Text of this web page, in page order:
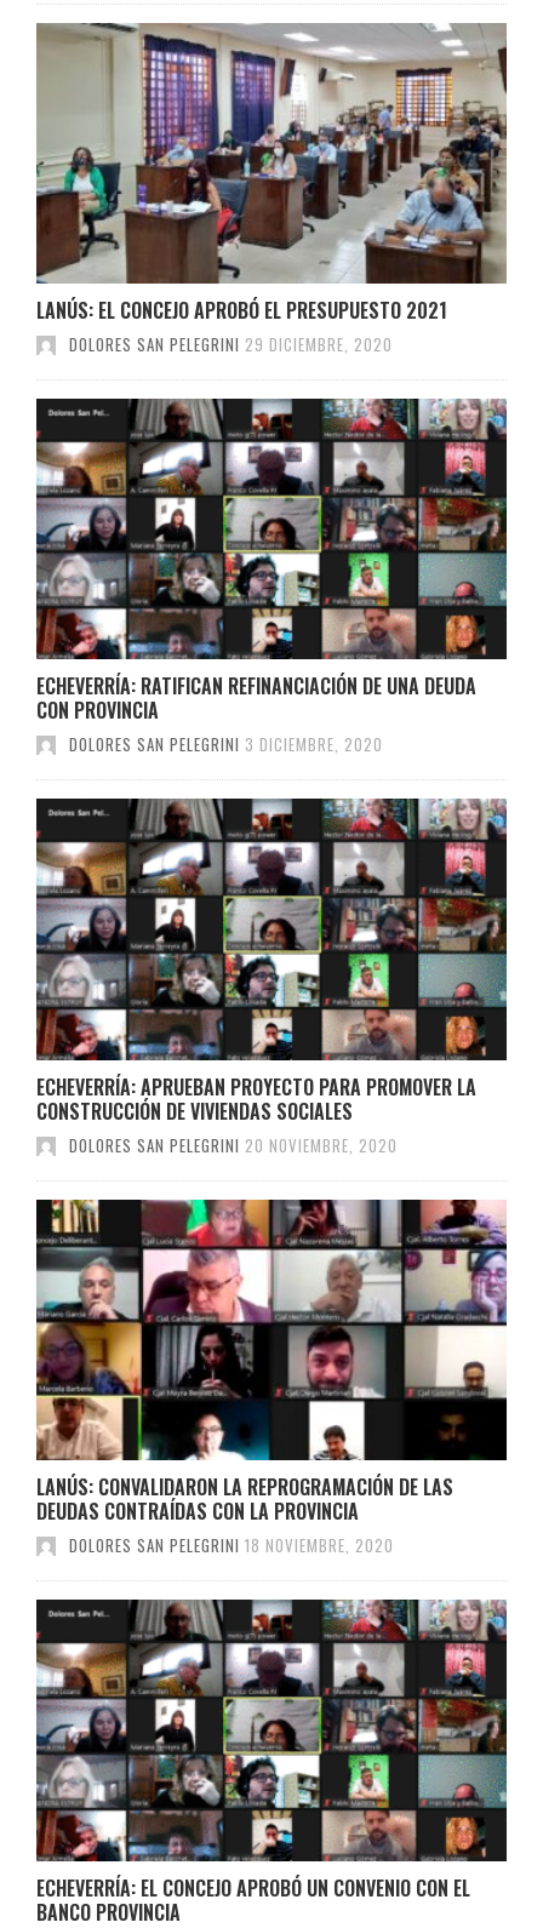
LANÚS: EL CONCEJO APROBÓ EL PRESUPUESTO 2021
DOLORES SAN PELEGRINI 29 DICIEMBRE, 2020
ECHEVERRÍA: RATIFICAN REFINANCIACIÓN DE UNA DEUDA
CON PROVINCIA
DOLORES SAN PELEGRINI 3 DICIEMBRE, 2020
ECHEVERRÍA: APRUEBAN PROYECTO PARA PROMOVER LA
CONSTRUCCIÓN DE VIVIENDAS SOCIALES
DOLORES SAN PELEGRINI 20 NOVIEMBRE, 2020
LANÚS: CONVALIDARON LA REPROGRAMACIÓN DE LAS
DEUDAS CONTRAÍDAS CON LA PROVINCIA
DOLORES SAN PELEGRINI 18 NOVIEMBRE, 2020
ECHEVERRÍA: EL CONCEJO APROBÓ UN CONVENIO CON EL
BANCO PROVINCIA